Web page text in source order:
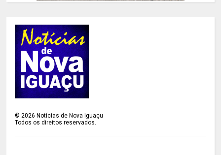
©2026 Notícias de Nova Iguaçu
Todos os direitos reservados.